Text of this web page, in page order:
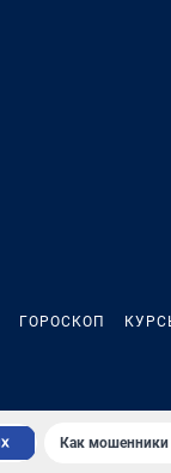
ГОРОСКОП
Как